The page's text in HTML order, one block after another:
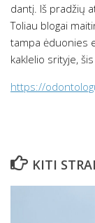
dantį. Iš pradžių
Toliau blogai
tampa ėduonies
kaklelio srityje,
https://
KITI